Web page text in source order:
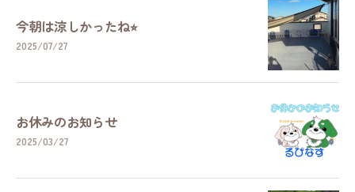
今朝は涼しかったね⭐︎
2025/07/27
お休みのお知らせ
2025/03/27